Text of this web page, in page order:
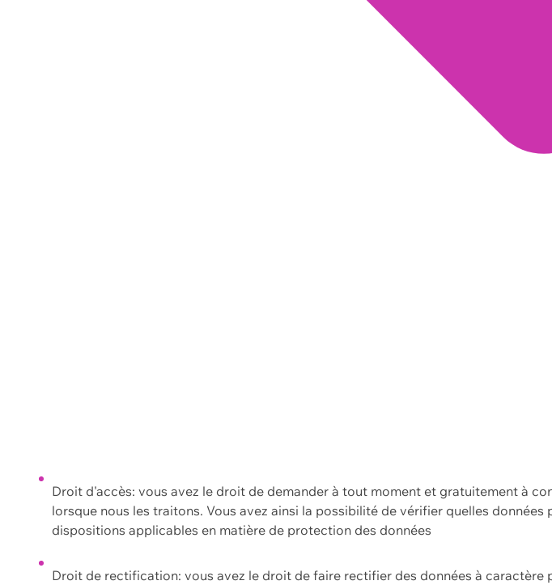
Droit d'accès: vous avez le droit de demander à tout moment et gratuitement à
lorsque nous les traitons. Vous avez ainsi la possibilité de vérifier quelles
dispositions applicables en matière de protection des données
Droit de rectification: vous avez le droit de faire rectifier des données à